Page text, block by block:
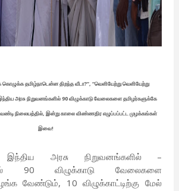
தமிழ்நாடென்ன திறந்த வீடா?”, “வெளியேற்று வெளியேற்று
அரசு நிறுவனங்களில் 90 விழுக்காடு வேலைகளை தமிழர்களுக்கே
நிலையத்தில், இன்று காலை விண்ணதிர எழுப்பப்பட்ட முழக்கங்கள்
இவை!
இந்திய அரசு நிறுவனங்களில் –
90 விழுக்காடு வேலைகளை
வேண்டும், 10 விழுக்காட்டிற்கு மேல்